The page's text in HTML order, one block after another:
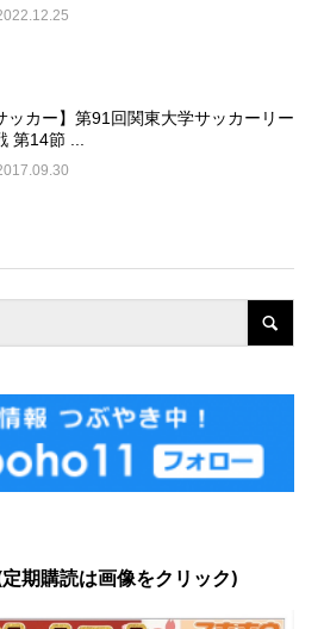
ッカー】第91回関東大学サッカーリー
第14節 ...
期購読は画像をクリック)